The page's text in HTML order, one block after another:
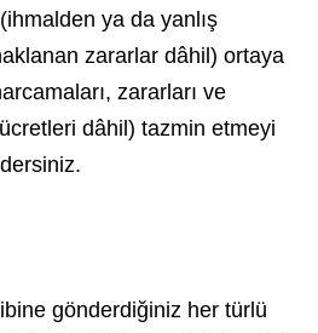
ya da yanlış
zararlar dâhil) ortaya
zararları ve
dâhil) tazmin etmeyi
gönderdiğiniz her türlü